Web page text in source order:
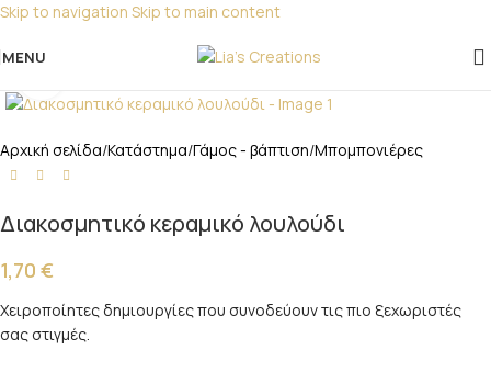
Skip to navigation Skip to main content
Για παραγγελίες για μπομπονιέρες παρακαλώ
επικοινωνήστε μαζί μας!
MENU
Αρχική σελίδα/Κατάστημα/Γάμος - βάπτιση/Μπομπονιέρες
Διακοσμητικό κεραμικό λουλούδι
1,70 €
Χειροποίητες δημιουργίες που συνοδεύουν τις πιο ξεχωριστές
σας στιγμές.